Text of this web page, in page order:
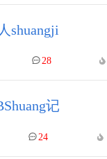
shuangji
28
记
24